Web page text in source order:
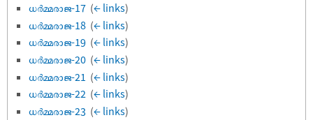
ധർമ്മരാജ-17 (← links)
ധർമ്മരാജ-18 (← links)
ധർമ്മരാജ-19 (← links)
ധർമ്മരാജ-20 (← links)
ധർമ്മരാജ-21 (← links)
ധർമ്മരാജ-22 (← links)
ധർമ്മരാജ-23 (← links)